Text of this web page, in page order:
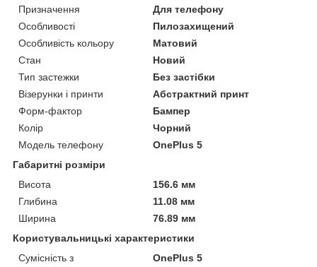
Призначення
Для телефону
Особливості
Пилозахищений
Особливість кольору
Матовий
Стан
Новий
Тип застежки
Без застібки
Візерунки і принти
Абстрактний принт
Форм-фактор
Бампер
Колір
Чорний
Модель телефону
OnePlus 5
Габаритні розміри
Висота
156.6 мм
Глибина
11.08 мм
Ширина
76.89 мм
Користувальницькі характеристики
Сумісність з
OnePlus 5